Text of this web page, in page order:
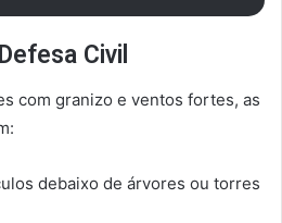
Civil
com granizo e ventos fortes, as
debaixo de árvores ou torres